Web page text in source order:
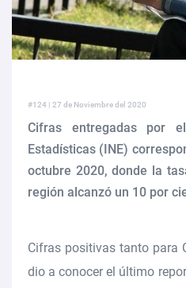
#124 | 27 de Noviembre del 2020
Cifras entregadas por
Estadísticas (INE)
octubre 2020, donde la
región alcanzó un 10 por
Cifras positivas tanto para
dio a conocer el último